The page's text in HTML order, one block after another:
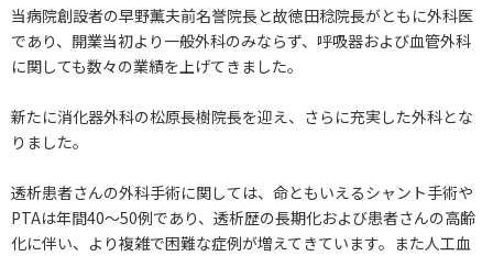
当病院創設者の早野薫夫前名誉院長と故徳田稔院長がともに外科医
であり、開業当初より一般外科のみならず、呼吸器および血管外科
に関しても数々の業績を上げてきました。
新たに消化器外科の松原長樹院長を迎え、さらに充実した外科とな
りました。
透析患者さんの外科手術に関しては、命ともいえるシャント手術や
PTAは年間40～50例であり、透析歴の長期化および患者さんの高齢
化に伴い、より複雑で困難な症例が増えてきています。また人工血